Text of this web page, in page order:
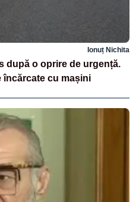
Ionuț Nichita
după o oprire de urgență.
încărcate cu mașini